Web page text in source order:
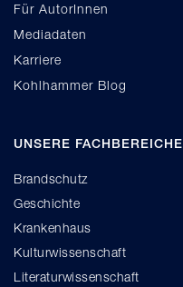
Für AutorInnen
Mediadaten
Karriere
Kohlhammer Blog
UNSERE FACHBEREICHE
Brandschutz
Geschichte
Krankenhaus
Kulturwissenschaft
Literaturwissenschaft